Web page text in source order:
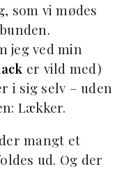
som vi mødes
jeg ved min
er vild med)
i sig selv – uden
Lækker.
mangt et
ud. Og der